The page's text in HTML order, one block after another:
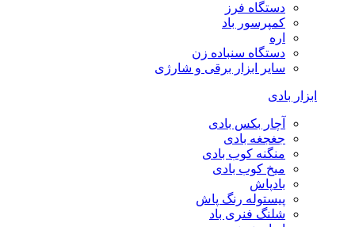
دستگاه فرز
کمپرسور باد
اره
دستگاه سنباده زن
سایر ابزار برقی و شارژی
ابزار بادی
آچار بکس بادی
جغجغه بادی
منگنه کوب بادی
میخ کوب بادی
بادپاش
پیستوله رنگ پاش
شلنگ فنری باد